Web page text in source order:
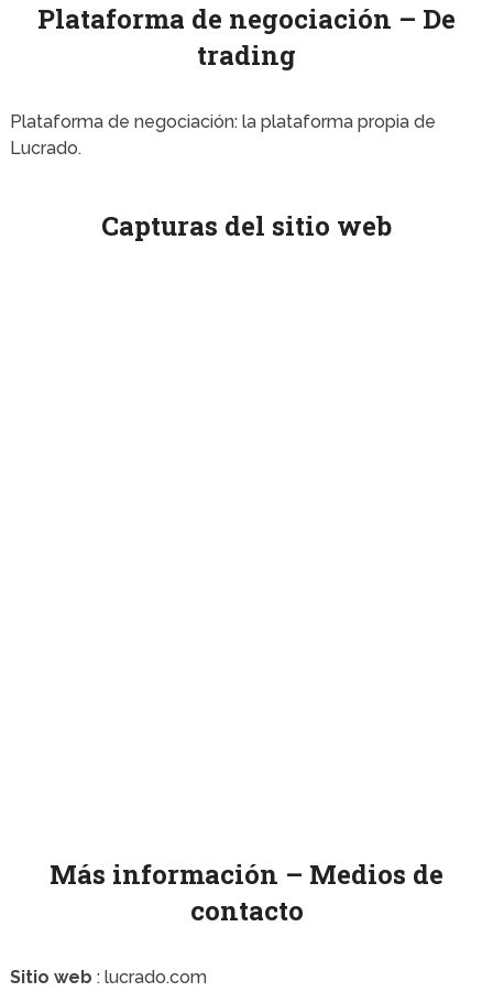
Plataforma de negociación – De
trading
Plataforma de negociación: la plataforma propia de
Lucrado.
Capturas del sitio web
Más información – Medios de
contacto
Sitio web : lucrado.com